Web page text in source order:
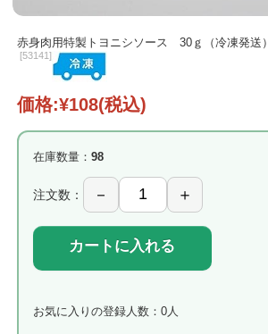
赤身肉用特製トヨニシソース 30ｇ（冷凍発送）
[53141]
価格:¥108(税込)
在庫数量： 98
注文数：
カートに入れる
お気に入りの登録人数：0人